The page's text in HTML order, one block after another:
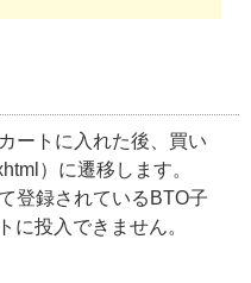
ートに入れた後、買い
）に遷移します。
登録されているBTO子
に投入できません。